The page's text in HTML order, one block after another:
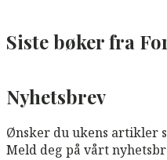
Siste bøker fra
Nyhetsbrev
Ønsker du ukens artikler
Meld deg på vårt